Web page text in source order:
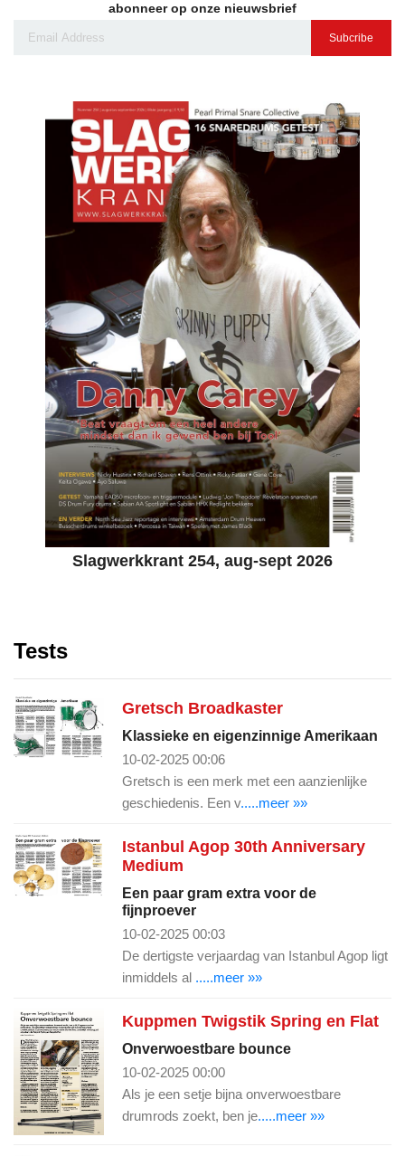
abonneer op onze nieuwsbrief
Subcribe
Slagwerkkrant 254, aug-sept 2026
Tests
Gretsch Broadkaster
Klassieke en eigenzinnige Amerikaan
10-02-2025 00:06
Gretsch is een merk met een aanzienlijke
geschiedenis. Een v.....meer »»
Istanbul Agop 30th Anniversary
Medium
Een paar gram extra voor de
fijnproever
10-02-2025 00:03
De dertigste verjaardag van Istanbul Agop ligt
inmiddels al .....meer »»
Kuppmen Twigstik Spring en Flat
Onverwoestbare bounce
10-02-2025 00:00
Als je een setje bijna onverwoestbare
drumrods zoekt, ben je.....meer »»